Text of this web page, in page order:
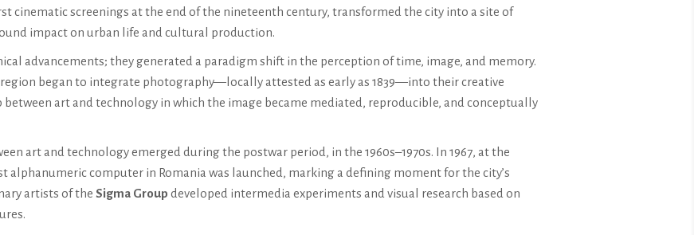
cinematic screenings at the end of the nineteenth century, transformed the city into a site of
impact on urban life and cultural production.
advancements; they generated a paradigm shift in the perception of time, image, and memory.
began to integrate photography—locally attested as early as 1839—into their creative
art and technology in which the image became mediated, reproducible, and conceptually
art and technology emerged during the postwar period, in the 1960s–1970s. In 1967, at the
alphanumeric computer in Romania was launched, marking a defining moment for the city’s
artists of the Sigma Group developed intermedia experiments and visual research based on